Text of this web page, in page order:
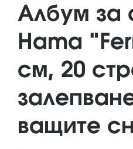
Албум за
Hama
см, 20
ващите